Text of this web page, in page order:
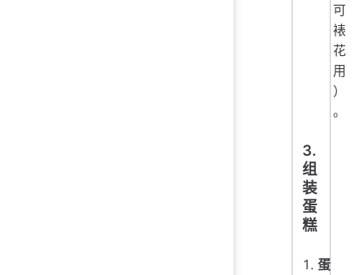
可
裱
花
用
）
。
3.
组
装
蛋
糕
蛋